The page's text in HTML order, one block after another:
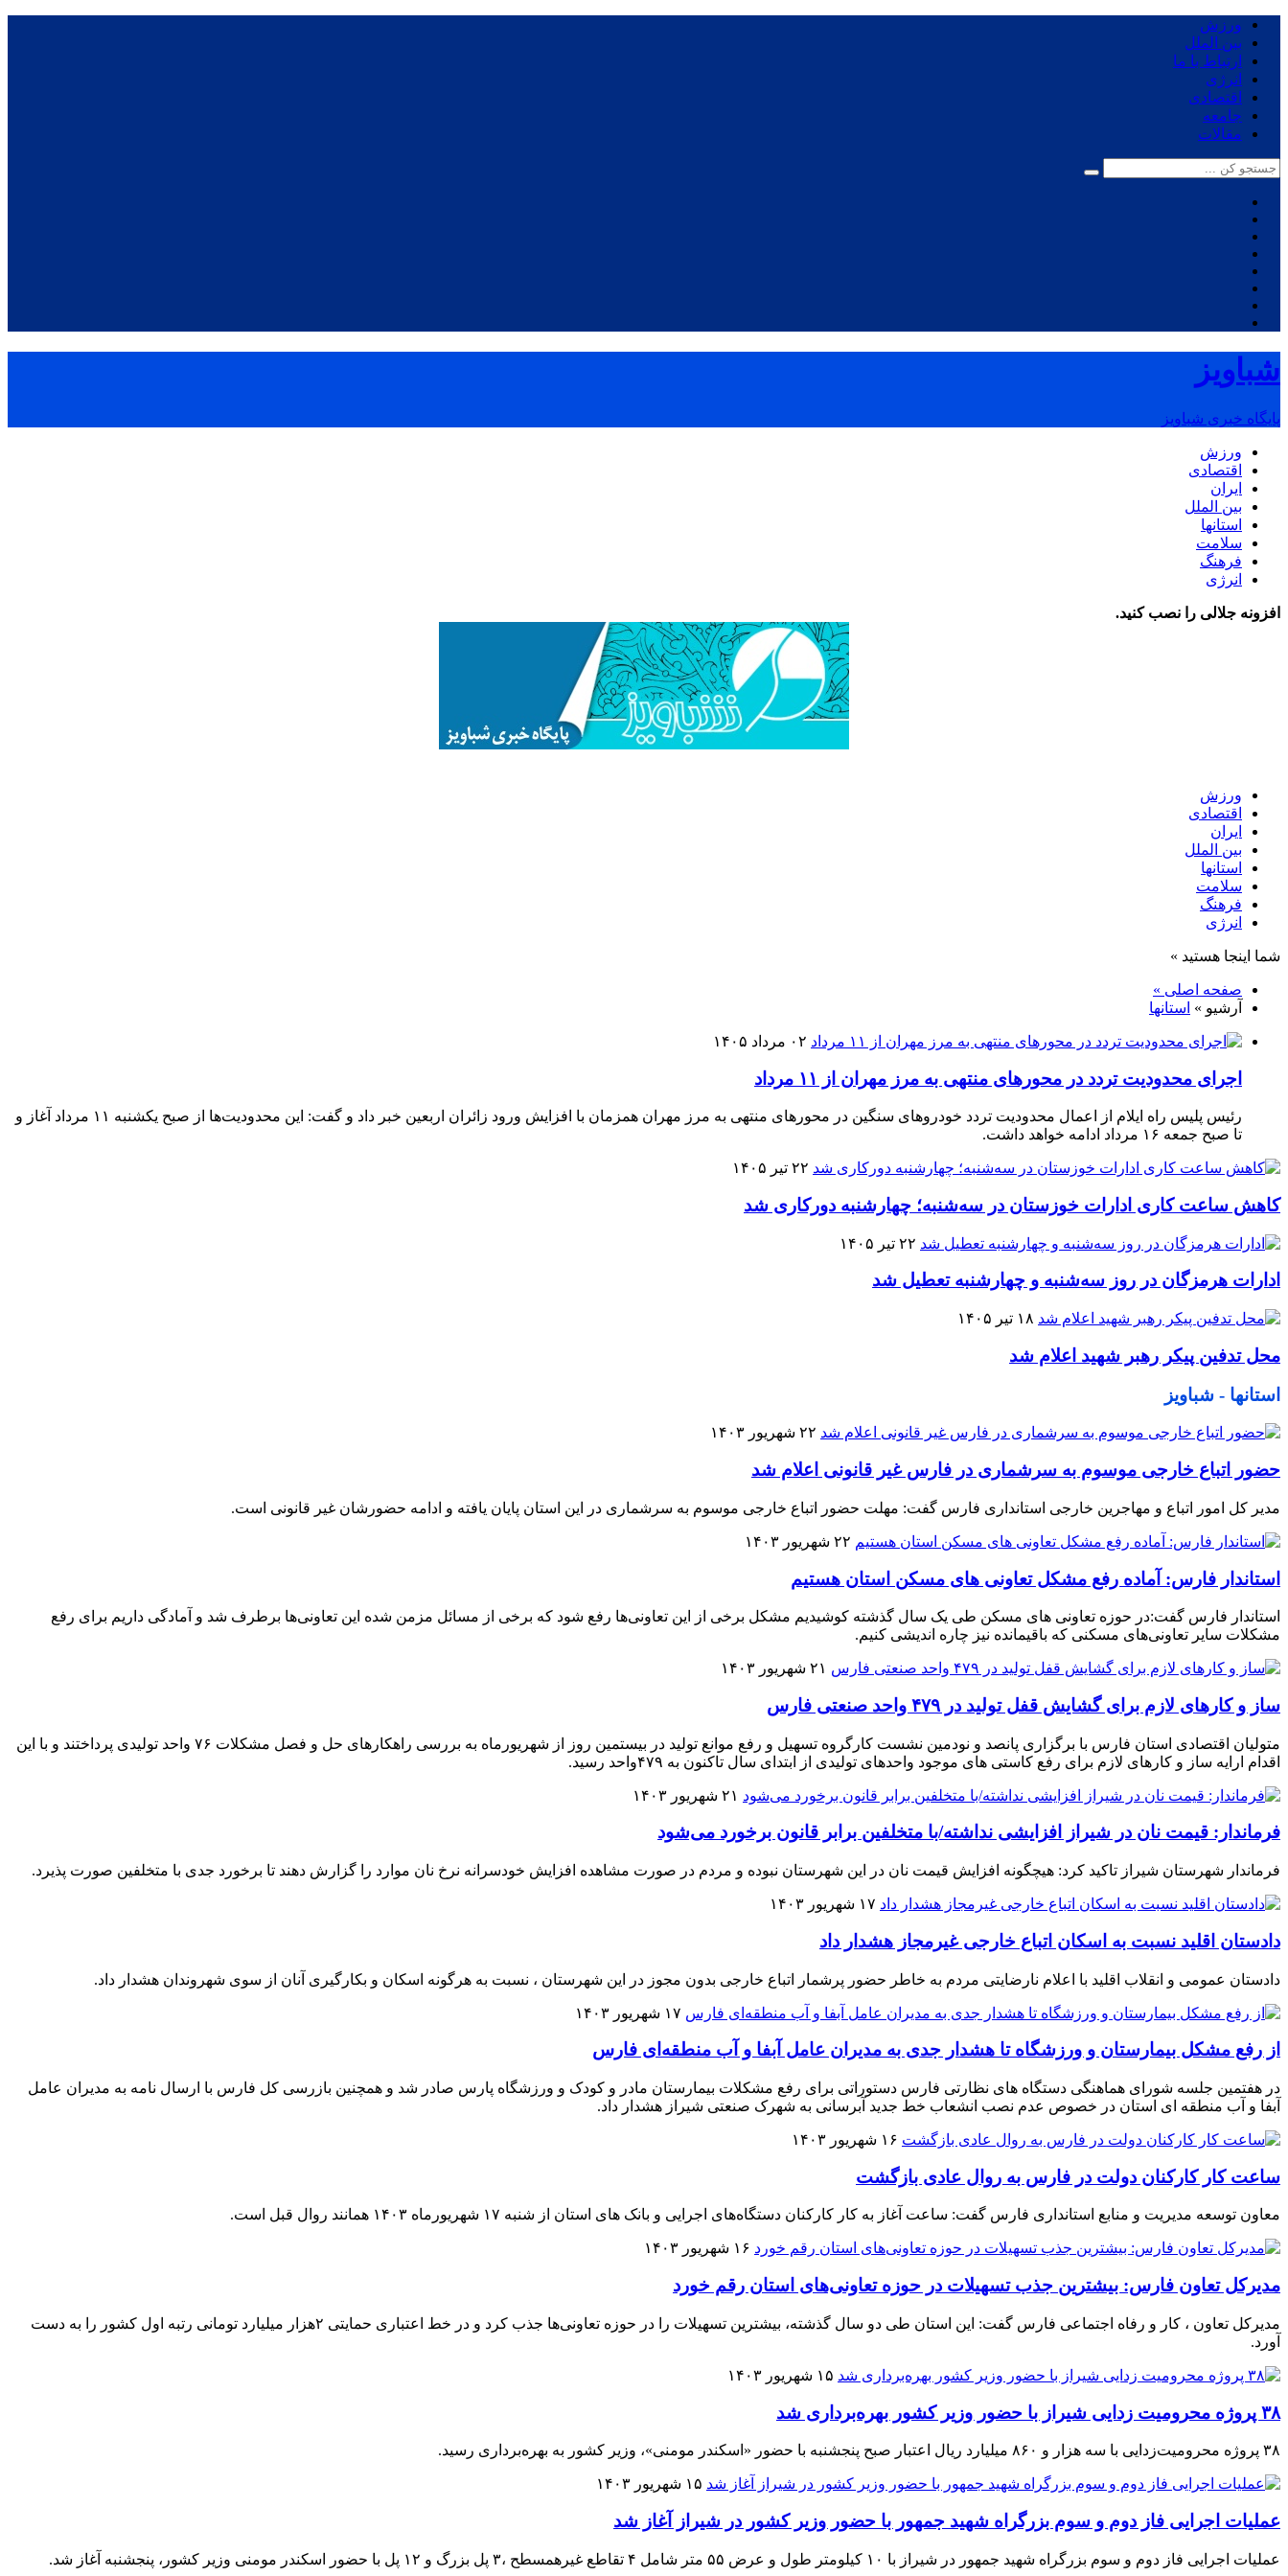
ورزش
بین الملل
ارتباط با ما
انرژی
اقتصادی
جامعه
مقالات
شباویز
پایگاه خبری شباویز
ورزش
اقتصادی
ایران
بین الملل
استانها
سلامت
فرهنگ
انرژی
افزونه جلالی را نصب کنید.
ورزش
اقتصادی
ایران
بین الملل
استانها
سلامت
فرهنگ
انرژی
شما اینجا هستید »
صفحه اصلی »
آرشیو » استانها
۰۲ مرداد ۱۴۰۵
اجرای محدودیت تردد در محورهای منتهی به مرز مهران از ۱۱ مرداد
رئیس پلیس راه ایلام از اعمال محدودیت تردد خودروهای سنگین در محورهای منتهی به مرز مهران همزمان با افزایش ورود زائران اربعین خبر داد و گفت: این محدودیت‌ها از صبح یکشنبه ۱۱ مرداد آغاز و
تا صبح جمعه ۱۶ مرداد ادامه خواهد داشت.
۲۲ تیر ۱۴۰۵
کاهش ساعت کاری ادارات خوزستان در سه‌شنبه؛ چهارشنبه دورکاری شد
۲۲ تیر ۱۴۰۵
ادارات هرمزگان در روز سه‌شنبه و چهارشنبه تعطیل شد
۱۸ تیر ۱۴۰۵
محل تدفین پیکر رهبر شهید اعلام شد
استانها - شباویز
۲۲ شهریور ۱۴۰۳
حضور اتباع خارجی موسوم به سرشماری در فارس غیر قانونی اعلام شد
مدیر کل امور اتباع و مهاجرین خارجی استانداری فارس گفت: مهلت حضور اتباع خارجی موسوم به سرشماری در این استان پایان یافته و ادامه حضورشان غیر قانونی است.
۲۲ شهریور ۱۴۰۳
استاندار فارس: آماده رفع مشکل تعاونی های مسکن استان هستیم
استاندار فارس گفت:در حوزه تعاونی های مسکن طی یک سال گذشته کوشیدیم مشکل برخی از این تعاونی‌ها رفع شود که برخی از مسائل مزمن شده این تعاونی‌ها برطرف شد و آمادگی داریم برای رفع
مشکلات سایر تعاونی‌های مسکنی که باقیمانده نیز چاره اندیشی کنیم.
۲۱ شهریور ۱۴۰۳
ساز و کارهای لازم برای گشایش قفل تولید در ۴۷۹ واحد صنعتی فارس
متولیان اقتصادی استان فارس با برگزاری پانصد و نودمین نشست کارگروه تسهیل و رفع موانع تولید در بیستمین روز از شهریورماه به بررسی راهکارهای حل و فصل مشکلات ۷۶ واحد تولیدی پرداختند و با این
اقدام ارایه ساز و کارهای لازم برای رفع کاستی های موجود واحدهای تولیدی از ابتدای سال تاکنون به ۴۷۹واحد رسید.
۲۱ شهریور ۱۴۰۳
فرماندار: قیمت نان در شیراز افزایشی نداشته/با متخلفین برابر قانون برخورد می‌شود
فرماندار شهرستان شیراز تاکید کرد: هیچگونه افزایش قیمت نان در این شهرستان نبوده و مردم در صورت مشاهده افزایش خودسرانه نرخ نان موارد را گزارش دهند تا برخورد جدی با متخلفین صورت پذیرد.
۱۷ شهریور ۱۴۰۳
دادستان اقلید نسبت به اسکان اتباع خارجی غیرمجاز هشدار داد
دادستان عمومی و انقلاب اقلید با اعلام نارضایتی مردم به خاطر حضور پرشمار اتباع خارجی بدون مجوز در این شهرستان ، نسبت به هرگونه اسکان و بکارگیری آنان از سوی شهروندان هشدار داد.
۱۷ شهریور ۱۴۰۳
از رفع مشکل بیمارستان و ورزشگاه تا هشدار جدی به مدیران عامل آبفا و آب منطقه‌ای فارس
در هفتمین جلسه شورای هماهنگی دستگاه های نظارتی فارس دستوراتی برای رفع مشکلات بیمارستان مادر و کودک و ورزشگاه پارس صادر شد و همچنین بازرسی کل فارس با ارسال نامه به مدیران عامل
آبفا و آب منطقه ای استان در خصوص عدم نصب انشعاب خط جدید آبرسانی به شهرک صنعتی شیراز هشدار داد.
۱۶ شهریور ۱۴۰۳
ساعت کار کارکنان دولت در فارس به روال عادی بازگشت
معاون توسعه مدیریت و منابع استانداری فارس گفت: ساعت آغاز به کار کارکنان دستگاه‌های اجرایی و بانک های استان از شنبه ۱۷ شهریورماه ۱۴۰۳ همانند روال قبل است.
۱۶ شهریور ۱۴۰۳
مدیرکل تعاون فارس: بیشترین جذب تسهیلات در حوزه تعاونی‌های استان رقم خورد
مدیرکل تعاون ، کار و رفاه اجتماعی فارس گفت: این استان طی دو سال گذشته، بیشترین تسهیلات را در حوزه تعاونی‌ها جذب کرد و در خط اعتباری حمایتی ۲هزار میلیارد تومانی رتبه اول کشور را به دست
آورد.
۱۵ شهریور ۱۴۰۳
۳۸ پروژه محرومیت زدایی شیراز با حضور وزیر کشور بهره‌برداری شد
۳۸ پروژه محرومیت‌زدایی با سه هزار و ۸۶۰ میلیارد ریال اعتبار صبح پنجشنبه با حضور «اسکندر مومنی»، وزیر کشور به بهره‌برداری رسید.
۱۵ شهریور ۱۴۰۳
عملیات اجرایی فاز دوم و سوم بزرگراه شهید جمهور با حضور وزیر کشور در شیراز آغاز شد
عملیات اجرایی فاز دوم و سوم بزرگراه شهید جمهور در شیراز با ۱۰ کیلومتر طول و عرض ۵۵ متر شامل ۴ تقاطع غیرهمسطح ،۳ پل بزرگ و ۱۲ پل با حضور اسکندر مومنی وزیر کشور، پنجشنبه آغاز شد.